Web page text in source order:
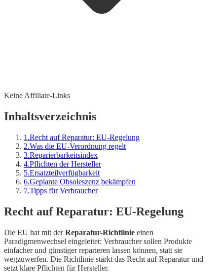
Keine Affiliate-Links
Inhaltsverzeichnis
1 .Recht auf Reparatur: EU-Regelung
2.Was die EU-Verordnung regelt
3.Reparierbarkeitsindex
4.Pflichten der Hersteller
5.Ersatzteilverfügbarkeit
6.Geplante Obsoleszenz bekämpfen
7.Tipps für Verbraucher
Recht auf Reparatur: EU-Regelung
Die EU hat mit derReparatur-Richtlinie einen
Paradigmenwechsel eingeleitet: Verbraucher sollen Produkte
einfacher und günstiger reparieren lassen können, statt sie
wegzuwerfen. Die Richtlinie stärkt das Recht auf Reparatur und
setzt klare Pflichten für Hersteller.